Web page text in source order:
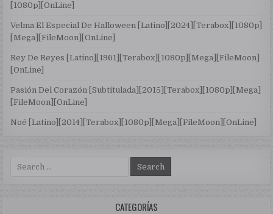
[1080p][OnLine]
Velma El Especial De Halloween [Latino][2024][Terabox][1080p]
[Mega][FileMoon][OnLine]
Rey De Reyes [Latino][1961][Terabox][1080p][Mega][FileMoon]
[OnLine]
Pasión Del Corazón [Subtitulada][2015][Terabox][1080p][Mega]
[FileMoon][OnLine]
Noé [Latino][2014][Terabox][1080p][Mega][FileMoon][OnLine]
Search for:
CATEGORÍAS